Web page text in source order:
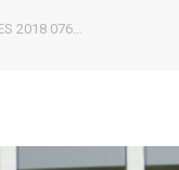
2018 076…